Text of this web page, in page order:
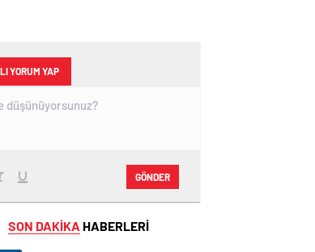
YORUM YAP
GÖNDER
SON DAKİKA HABERLERİ